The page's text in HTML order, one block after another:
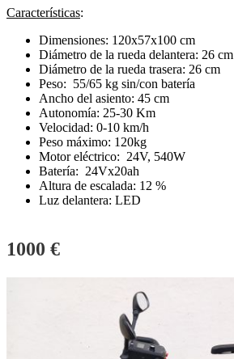
Características:
Dimensiones: 120x57x100 cm
Diámetro de la rueda delantera: 26 cm
Diámetro de la rueda trasera: 26 cm
Peso: 55/65 kg sin/con batería
Ancho del asiento: 45 cm
Autonomía: 25-30 Km
Velocidad: 0-10 km/h
Peso máximo: 120kg
Motor eléctrico: 24V, 540W
Batería: 24Vx20ah
Altura de escalada: 12 %
Luz delantera: LED
1000 €